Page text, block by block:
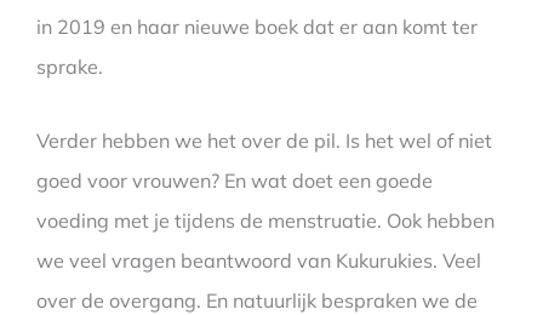
in 2019 en haar nieuwe boek dat er aan komt ter
sprake.
Verder hebben we het over de pil. Is het wel of niet
goed voor vrouwen? En wat doet een goede
voeding met je tijdens de menstruatie. Ook hebben
we veel vragen beantwoord van Kukurukies. Veel
over de overgang. En natuurlijk bespraken we de